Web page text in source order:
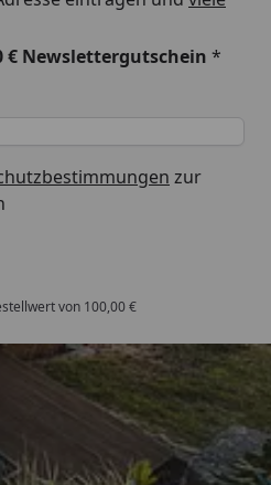
€ Newslettergutschein *
zur
von 100,00 €
Shops